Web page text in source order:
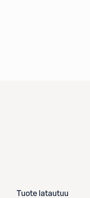
Tuote latautuu